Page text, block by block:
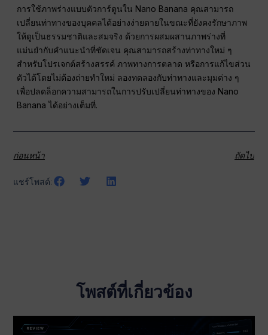
การใช้ภาพร่างแบบตัวการ์ตูนใน Nano Banana คุณสามารถ
เปลี่ยนท่าทางของบุคคลได้อย่างง่ายดายในขณะที่ยังคงรักษาภาพ
ให้ดูเป็นธรรมชาติและสมจริง ด้วยการผสมผสานภาพร่างที่
แม่นยำกับคำแนะนำที่ชัดเจน คุณสามารถสร้างท่าทางใหม่ ๆ
สำหรับโปรเจกต์สร้างสรรค์ ภาพทางการตลาด หรือการแก้ไขส่วน
ตัวได้โดยไม่ต้องถ่ายทำใหม่ ลองทดลองกับท่าทางและมุมต่าง ๆ
เพื่อปลดล็อกความสามารถในการปรับเปลี่ยนท่าทางของ Nano
Banana ได้อย่างเต็มที่.
ก่อนหน้า ถัดไป
แชร์โพสต์:
โพสต์ที่เกี่ยวข้อง